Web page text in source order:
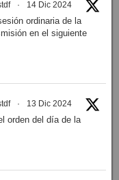
07/08/2026
de interés provincial PRESIDENCI…
de interés provincial la labor …
de interés provincial la presen…
200/26 para su ratificación.